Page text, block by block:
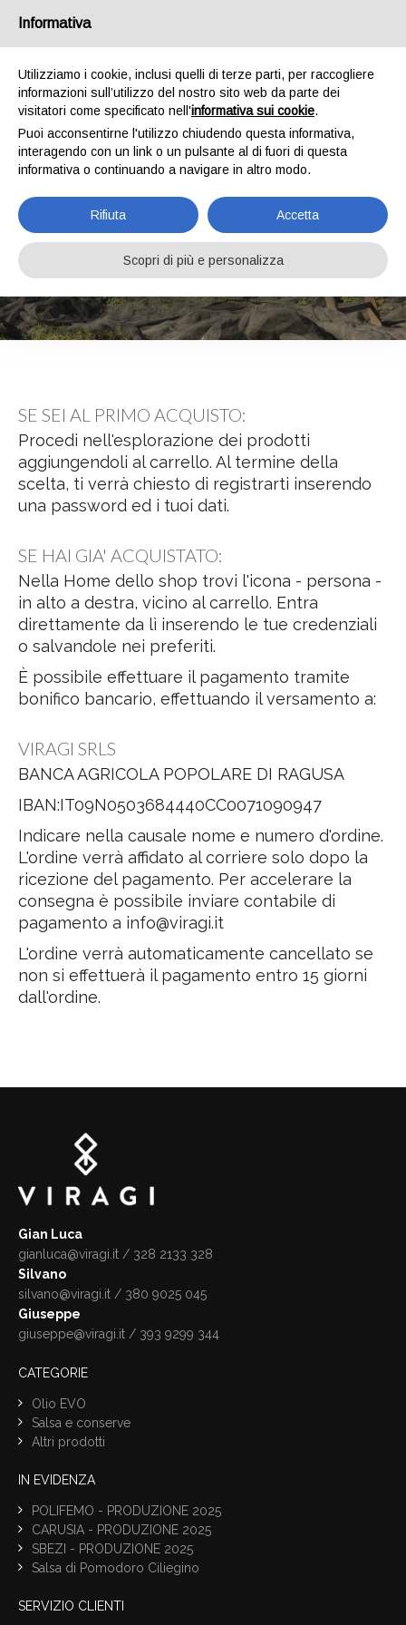
PAGAMENTI
SE SEI AL PRIMO ACQUISTO:
Procedi nell'esplorazione dei prodotti
aggiungendoli al carrello. Al termine della
scelta, ti verrà chiesto di registrarti inserendo
una password ed i tuoi dati.
SE HAI GIA' ACQUISTATO:
Nella Home dello shop trovi l'icona - persona -
in alto a destra, vicino al carrello. Entra
direttamente da lì inserendo le tue credenziali
o salvandole nei preferiti.
È possibile effettuare il pagamento tramite
bonifico bancario, effettuando il versamento a:
VIRAGI SRLS
BANCA AGRICOLA POPOLARE DI RAGUSA
IBAN:IT09N0503684440CC0071090947
Indicare nella causale nome e numero d'ordine.
L'ordine verrà affidato al corriere solo dopo la
ricezione del pagamento. Per accelerare la
consegna è possibile inviare contabile di
pagamento a info@viragi.it
L'ordine verrà automaticamente cancellato se
non si effettuerà il pagamento entro 15 giorni
dall'ordine.
Gian Luca
gianluca@viragi.it / 328 2133 328
Silvano
silvano@viragi.it / 380 9025 045
Giuseppe
giuseppe@viragi.it / 393 9299 344
CATEGORIE
Olio EVO
Salsa e conserve
Altri prodotti
IN EVIDENZA
POLIFEMO - PRODUZIONE 2025
CARUSIA - PRODUZIONE 2025
SBEZI - PRODUZIONE 2025
Salsa di Pomodoro Ciliegino
SERVIZIO CLIENTI
Informativa
Utilizziamo i cookie, inclusi quelli di terze parti, per raccogliere
informazioni sull’utilizzo del nostro sito web da parte dei
visitatori come specificato nell'informativa sui cookie.
Puoi acconsentirne l'utilizzo chiudendo questa informativa,
interagendo con un link o un pulsante al di fuori di questa
informativa o continuando a navigare in altro modo.
Rifiuta Accetta
Scopri di più e personalizza